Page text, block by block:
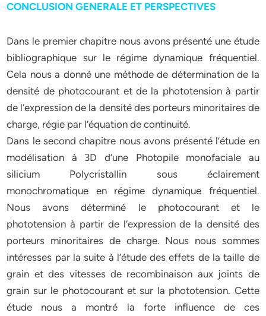
CONCLUSION GENERALE ET PERSPECTIVES
Dans le premier chapitre nous avons présenté une étude
bibliographique sur le régime dynamique fréquentiel.
Cela nous a donné une méthode de détermination de la
densité de photocourant et de la phototension à partir
de l’expression de la densité des porteurs minoritaires de
charge, régie par l’équation de continuité.
Dans le second chapitre nous avons présenté l’étude en
modélisation à 3D d’une Photopile monofaciale au
silicium Polycristallin sous éclairement
monochromatique en régime dynamique fréquentiel.
Nous avons déterminé le photocourant et le
phototension à partir de l’expression de la densité des
porteurs minoritaires de charge. Nous nous sommes
intéresses par la suite à l’étude des effets de la taille de
grain et des vitesses de recombinaison aux joints de
grain sur le photocourant et sur la phototension. Cette
étude nous a montré la forte influence de ces